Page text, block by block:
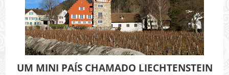
UM MINI PAÍS CHAMADO LIECHTENSTEIN